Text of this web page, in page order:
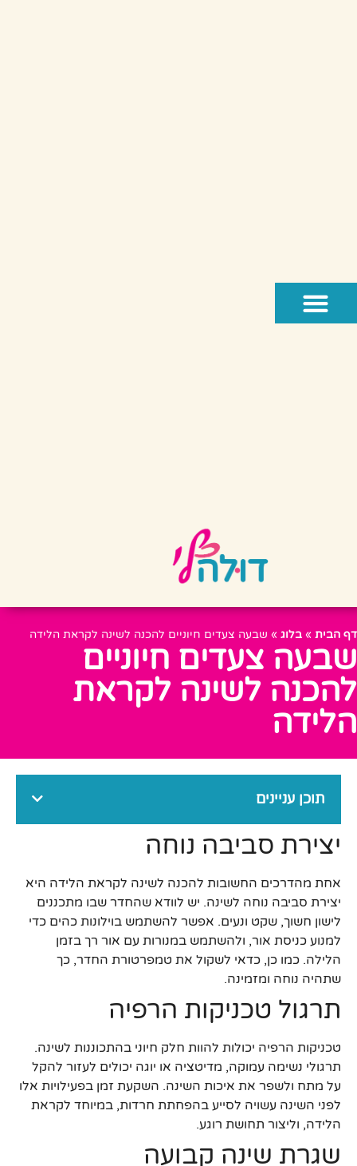
דף הבית » בלוג » שבעה צעדים חיוניים להכנה לשינה לקראת הלידה
שבעה צעדים חיוניים
להכנה לשינה לקראת
הלידה
תוכן עניינים
יצירת סביבה נוחה
אחת מהדרכים החשובות להכנה לשינה לקראת הלידה היא
יצירת סביבה נוחה לשינה. יש לוודא שהחדר שבו מתכננים
לישון חשוך, שקט ונעים. אפשר להשתמש בוילונות כהים כדי
למנוע כניסת אור, ולהשתמש במנורות עם אור רך בזמן
הלילה. כמו כן, כדאי לשקול את טמפרטורת החדר, כך
שתהיה נוחה ומזמינה.
תרגול טכניקות הרפיה
טכניקות הרפיה יכולות להוות חלק חיוני בהתכוננות לשינה.
תרגולי נשימה עמוקה, מדיטציה או יוגה יכולים לעזור להקל
על מתח ולשפר את איכות השינה. השקעת זמן בפעילויות אלו
לפני השינה עשויה לסייע בהפחתת חרדות, במיוחד לקראת
הלידה, וליצור תחושת רוגע.
שגרת שינה קבועה